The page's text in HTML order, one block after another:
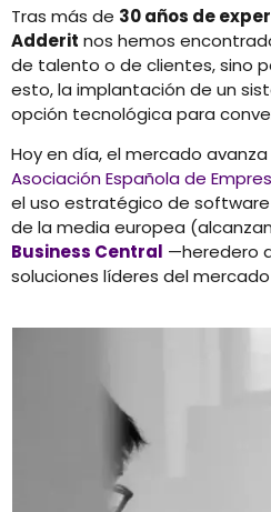
Tras más de 30 años de
Adderit nos hemos
de talento o de clientes, sino
esto, la implantación de un
opción tecnológica para
Hoy en día, el mercado
Asociación Española de
el uso estratégico de
de la media europea
Business Central —heredero
soluciones líderes del